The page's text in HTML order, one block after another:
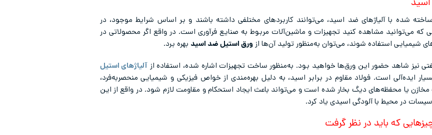
اسید
شده با آلیاژهای ضد اسید، می‌توانند کاربردهای مختلفی داشته باشند و بر اساس شرایط موجود، در
که می‌توانید مشاهده کنید تجهیزات و ماشین‌آلات مربوط به صنایع فرآوری است. در واقع اگر محصولاتی در
شیمیایی استفاده شوند، می‌توان به‌منظور تولید آن‌ها ازورق استیل ضد اسید بهره برد.
نیز شاهد حضور این ورق‌ها خواهید بود. به‌منظور ساخت تجهیزات اشاره شده، استفاده از آلیاژهای استیل
ایده‌آلی است. فولاد مقاوم در برابر اسید، به دلیل بهره‌مندی از خواص فیزیکی و شیمیایی منحصربه‌فرد،
مخازن یا محفظه‌های دیگ بخار شده است و می‌تواند باعث ایجاد استحکام و مقاومت لازم شود. در واقع از این
در محیط با آلودگی اسیدی یاد کرد.
که باید در نظر گرفت